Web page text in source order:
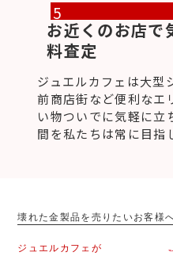
5
お近くのお店で
料査定
ジュエルカフェは大型
前商店街など便利なエ
い物ついでに気軽に立
間を私たちは常に目指
壊れた金製品を売りたいお客様
ジュエルカフェが